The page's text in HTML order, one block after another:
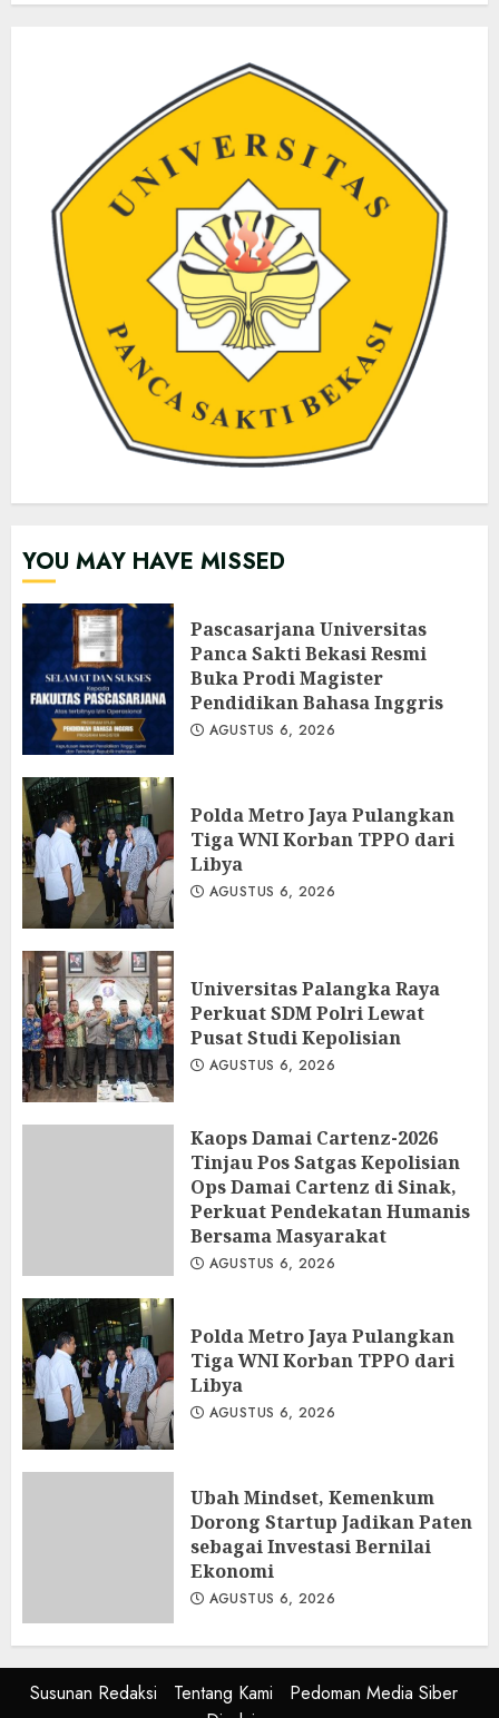
YOU MAY HAVE MISSED
Pascasarjana Universitas
Panca Sakti Bekasi Resmi
Buka Prodi Magister
Pendidikan Bahasa Inggris
AGUSTUS 6, 2026
Polda Metro Jaya Pulangkan
Tiga WNI Korban TPPO dari
Libya
AGUSTUS 6, 2026
Universitas Palangka Raya
Perkuat SDM Polri Lewat
Pusat Studi Kepolisian
AGUSTUS 6, 2026
Kaops Damai Cartenz-2026
Tinjau Pos Satgas Kepolisian
Ops Damai Cartenz di Sinak,
Perkuat Pendekatan Humanis
Bersama Masyarakat
AGUSTUS 6, 2026
Polda Metro Jaya Pulangkan
Tiga WNI Korban TPPO dari
Libya
AGUSTUS 6, 2026
Ubah Mindset, Kemenkum
Dorong Startup Jadikan Paten
sebagai Investasi Bernilai
Ekonomi
AGUSTUS 6, 2026
Susunan Redaksi Tentang Kami
Pedoman Media Siber